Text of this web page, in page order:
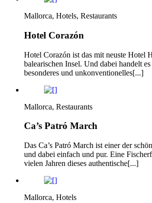
Mallorca, Hotels, Restaurants
Hotel Corazón
Hotel Corazón ist das mit neuste Hotel
balearischen Insel. Und dabei handelt
besonderes und unkonventionelles[...]
Mallorca, Restaurants
Ca’s Patró March
Das Ca’s Patró March ist einer der
und dabei einfach und pur. Eine
vielen Jahren dieses authentische[...]
Mallorca, Hotels